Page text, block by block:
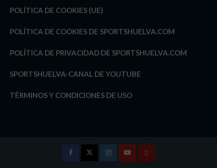
POLÍTICA DE COOKIES (UE)
POLÍTICA DE COOKIES DE SPORTSHUELVA.COM
POLÍTICA DE PRIVACIDAD DE SPORTSHUELVA.COM
SPORTSHUELVA-CANAL DE YOUTUBE
TÉRMINOS Y CONDICIONES DE USO
InstagramYoutubeTÉRMINOS